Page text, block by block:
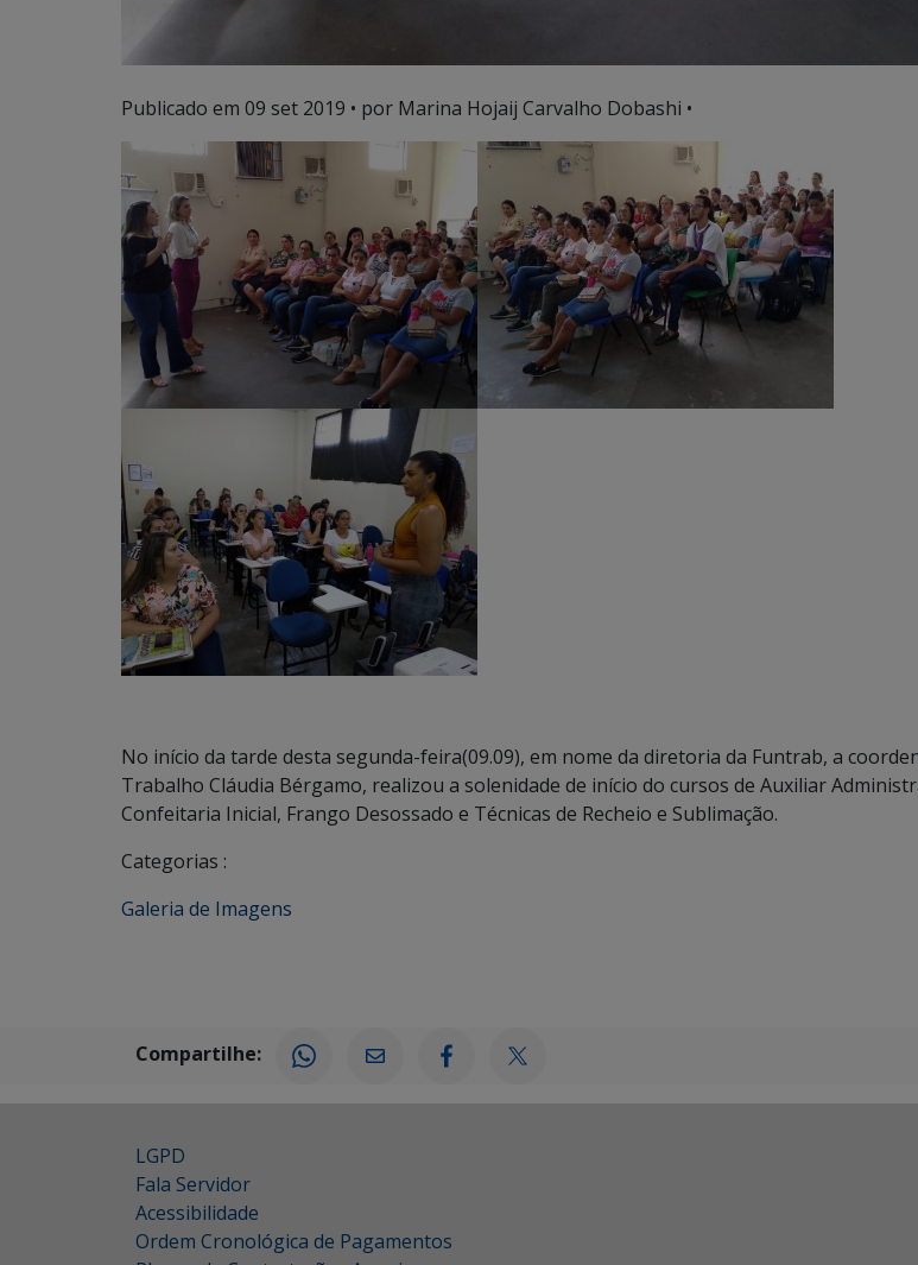
Publicado em 09 set 2019 • por Marina Hojaij Carvalho Dobashi •
No início da tarde desta segunda-feira(09.09), em nome da diretoria da Funtrab, a
Trabalho Cláudia Bérgamo, realizou a solenidade de início do cursos de Auxiliar
Confeitaria Inicial, Frango Desossado e Técnicas de Recheio e Sublimação.
Categorias :
Galeria de Imagens
Compartilhe:
LGPD
Fala Servidor
Acessibilidade
Ordem Cronológica de Pagamentos